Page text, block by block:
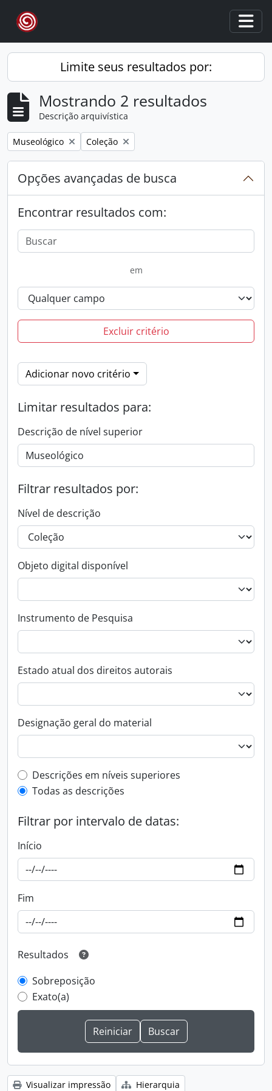
Skip to main content
Limite seus resultados por:
Mostrando 2 resultados
Descrição arquivística
Remover filtro:
Museológico Remover filtro:
Coleção
Opções avançadas de busca
Encontrar resultados com:
em
Excluir critério
Adicionar novo critério
Limitar resultados para:
Descrição de nível superior
Filtrar resultados por:
Nível de descrição
Objeto digital disponível
Instrumento de Pesquisa
Estado atual dos direitos autorais
Designação geral do material
Filtro de descrição de nível superior
Descrições em níveis superiores
Todas as descrições
Filtrar por intervalo de datas:
Início
Fim
Resultados
Sobreposição
Exato(a)
Visualizar impressão Hierarquia